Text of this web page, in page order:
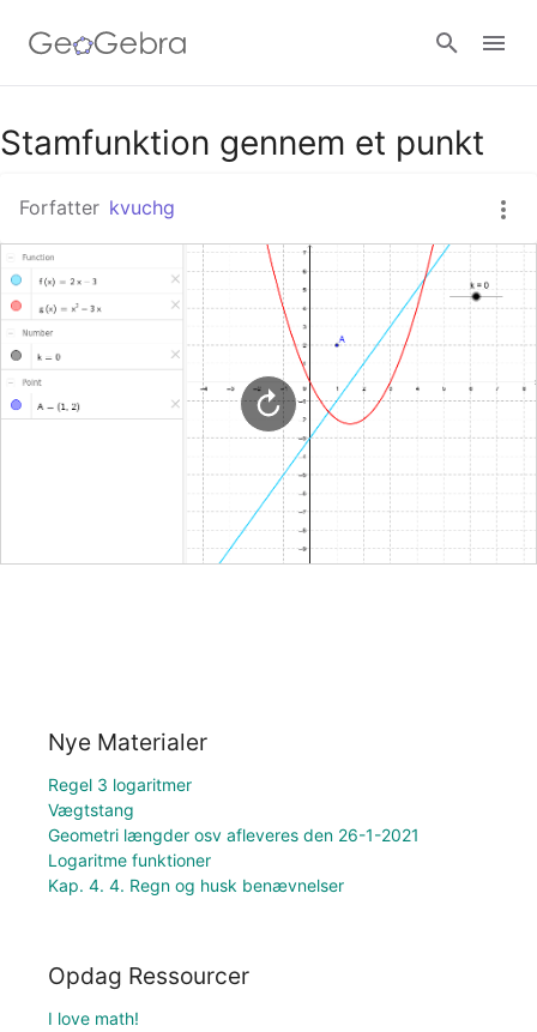
Google Classroom
GeoGebra Classroom
Log ind
Stamfunktion gennem et punkt
Forfatter kvuchg
Nye Materialer
Regel 3 logaritmer
Vægtstang
Geometri længder osv afleveres den 26-1-2021
Logaritme funktioner
Kap. 4. 4. Regn og husk benævnelser
Opdag Ressourcer
I love math!